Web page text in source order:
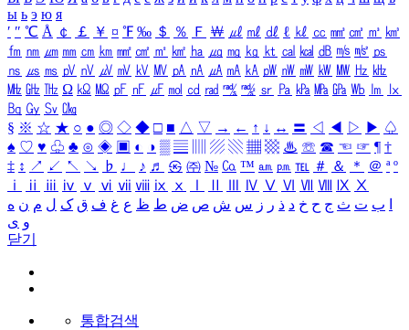
ы ь э ю я
′ ″ ℃ Å ￠ ￡ ￥ ¤ ℉ ‰ ＄ ％ Ｆ ￦ ㎕ ㎖ ㎗ ℓ ㎘ ㏄ ㎣ ㎤ ㎥ ㎦
㎙ ㎚ ㎛ ㎜ ㎝ ㎞ ㎟ ㎠ ㎡ ㎢ ㏊ ㎍ ㎎ ㎏ ㏏ ㎈ ㎉ ㏈ ㎧ ㎨ ㎰
㎱ ㎲ ㎳ ㎴ ㎵ ㎶ ㎷ ㎸ ㎹ ㎀ ㎁ ㎂ ㎃ ㎄ ㎺ ㎻ ㎽ ㎾ ㎿ ㎐ ㎑
㎒ ㎓ ㎔ Ω ㏀ ㏁ ㎊ ㎋ ㎌ ㏖ ㏅ ㎭ ㎮ ㎯ ㏛ ㎩ ㎪ ㎫ ㎬ ㏝ ㏐
㏓
㏃ ㏉ ㏜ ㏆
§ ※ ☆ ★ ○ ● ◎ ◇ ◆ □ ■ △ ▽ → ← ↑ ↓ ↔ 〓 ◁ ◀ ▷ ▶ ♤
♠ ♡ ♥ ♧ ♣ ⊙ ◈ ▣ ◐ ◑ ▒ ▤ ▨ ▧ ▦ ▩ ♨ ☏ ☎ ☜ ☞ ¶ †
‡ ↕ ↗ ↙ ↖ ↘ ♭ ♩ ♪ ♬ ㉿ ㈜ № ㏇ ™ ㏂ ㏘ ℡ ＃ ＆ ＊ ＠ ª º
ⅰ
ⅱ ⅲ ⅳ ⅴ ⅵ ⅶ ⅷ ⅸ ⅹ Ⅳ Ⅴ Ⅵ Ⅶ Ⅷ Ⅸ Ⅹ
ب ت ث ج ح خ د ذ ر ز س ش ص ض ط ظ ع غ ف ق ک ل م ن ه
و ی
닫기
통합검색